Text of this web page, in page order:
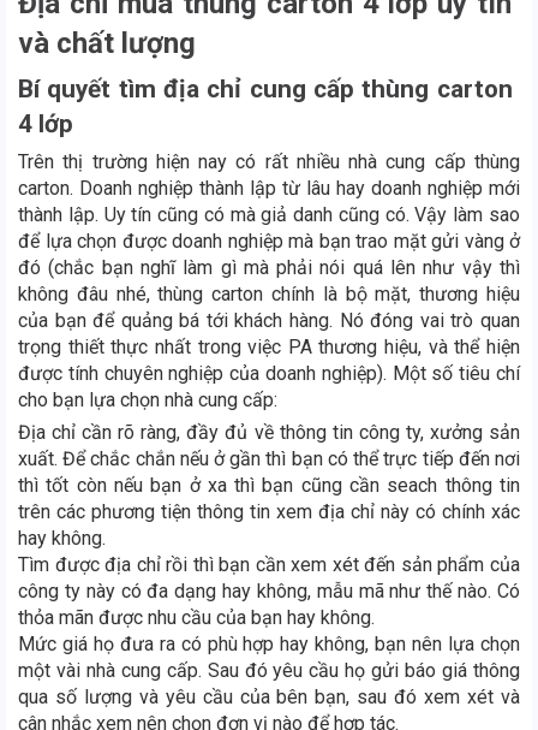
và chất lượng
Bí quyết tìm địa chỉ cung cấp thùng carton
4 lớp
Trên thị trường hiện nay có rất nhiều nhà cung cấp thùng
carton. Doanh nghiệp thành lập từ lâu hay doanh nghiệp mới
thành lập. Uy tín cũng có mà giả danh cũng có. Vậy làm sao
để lựa chọn được doanh nghiệp mà bạn trao mặt gửi vàng ở
đó (chắc bạn nghĩ làm gì mà phải nói quá lên như vậy thì
không đâu nhé, thùng carton chính là bộ mặt, thương hiệu
của bạn để quảng bá tới khách hàng. Nó đóng vai trò quan
trọng thiết thực nhất trong việc PA thương hiệu, và thể hiện
được tính chuyên nghiệp của doanh nghiệp). Một số tiêu chí
cho bạn lựa chọn nhà cung cấp:
Địa chỉ cần rõ ràng, đầy đủ về thông tin công ty, xưởng sản
xuất. Để chắc chắn nếu ở gần thì bạn có thể trực tiếp đến nơi
thì tốt còn nếu bạn ở xa thì bạn cũng cần seach thông tin
trên các phương tiện thông tin xem địa chỉ này có chính xác
hay không.
Tìm được địa chỉ rồi thì bạn cần xem xét đến sản phẩm của
công ty này có đa dạng hay không, mẫu mã như thế nào. Có
thỏa mãn được nhu cầu của bạn hay không.
Mức giá họ đưa ra có phù hợp hay không, bạn nên lựa chọn
một vài nhà cung cấp. Sau đó yêu cầu họ gửi báo giá thông
qua số lượng và yêu cầu của bên bạn, sau đó xem xét và
cân nhắc xem nên chọn đơn vị nào để hợp tác.